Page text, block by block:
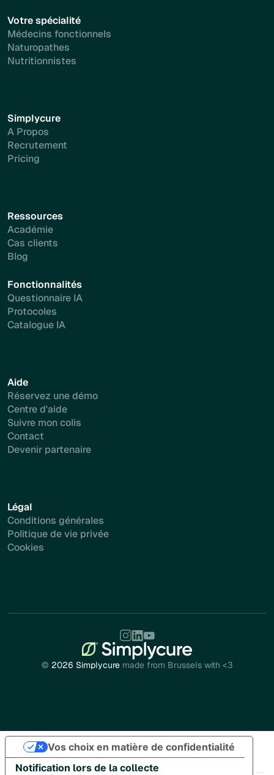
Votre spécialité
Médecins fonctionnels
Naturopathes
Nutritionnistes
Simplycure
A Propos
Recrutement
Pricing
Ressources
Académie
Cas clients
Blog
Fonctionnalités
Questionnaire IA
Protocoles
Catalogue IA
Aide
Réservez une démo
Centre d'aide
Suivre mon colis
Contact
Devenir partenaire
Légal
Conditions générales
Politique de vie privée
Cookies
© 2026 Simplycuremade from Brussels with <3
Notification lors de la collecte
Vos choix en matière de confidentialité